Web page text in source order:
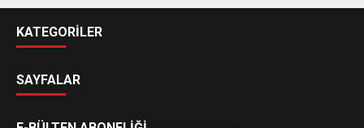
KATEGORİLER
SAYFALAR